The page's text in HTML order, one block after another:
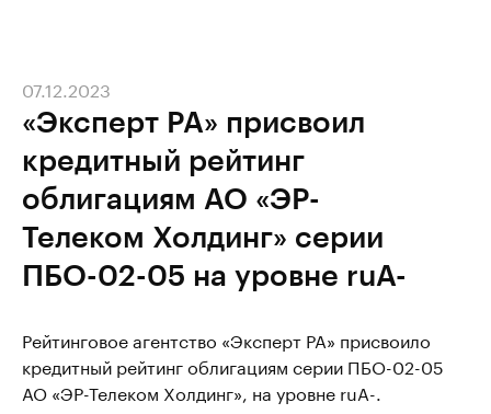
«Эксперт РА» присвоил
кредитный рейтинг
облигациям АО «ЭР-
Телеком Холдинг» серии
ПБО-02-05 на уровне ruA-
07.12.2023
Рейтинговое агентство «Эксперт РА» присвоило
кредитный рейтинг облигациям серии ПБО-02-05
АО «ЭР-Телеком Холдинг», на уровне ruA-.